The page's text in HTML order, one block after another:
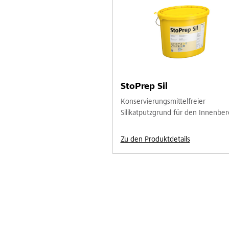
StoPrep Sil
Konservierungsmittelfreier
Silikatputzgrund für den
Zu den Produktdetails